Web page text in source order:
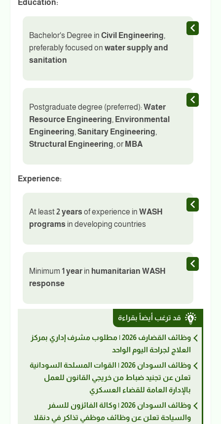
Education:
Bachelor's Degree in Civil Engineering,
preferably focused on water supply and
sanitation
Postgraduate degree (preferred):Water
Resource Engineering, Environmental
Engineering,Sanitary Engineering,
Structural Engineering, or MBA
Experience:
At least2 years of experience in WASH
programs in developing countries
Minimum 1 year in humanitarian WASH
response
قد ترغب أيضاً بقراءة
وظائف القضارف 2026 | مطلوب مشرف إداري بمركز
العلاج لجراحة اليوم الواحد
وظائف السودان 2026 | القوات المسلحة السودانية
تعلن عن تجنيد ضباط من خريجي القانون للعمل
بالإدارة العامة للقضاء العسكري
وظائف السودان 2026 | وكالة الفائزون للسفر
والسياحة تعلن عن وظائف موظفي تذاكر في دنقلا